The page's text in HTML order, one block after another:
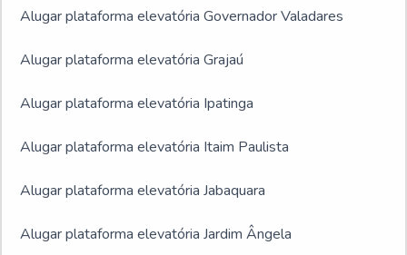
Alugar plataforma elevatória Governador Valadares
Alugar plataforma elevatória Grajaú
Alugar plataforma elevatória Ipatinga
Alugar plataforma elevatória Itaim Paulista
Alugar plataforma elevatória Jabaquara
Alugar plataforma elevatória Jardim Ângela